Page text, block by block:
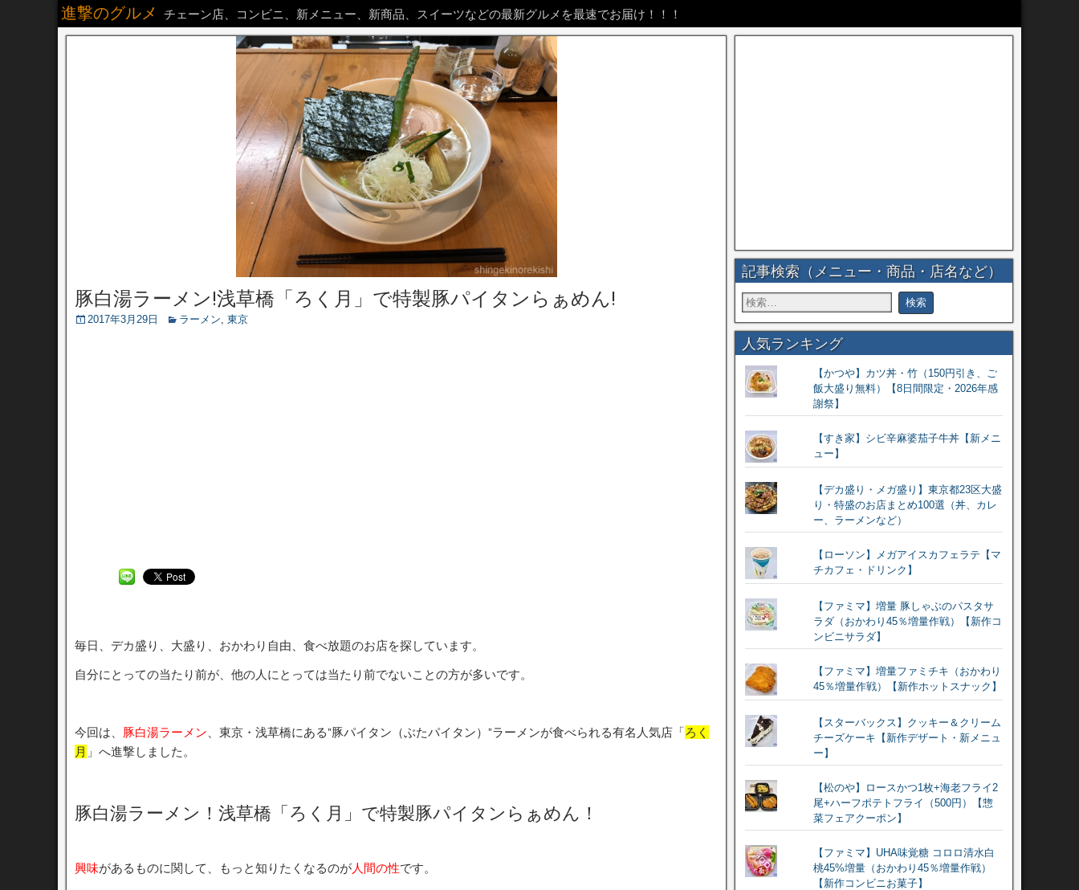
進撃のグルメ チェーン店、コンビニ、新メニュー、新商品、スイーツなどの最新グルメを最速でお届け！！！
豚白湯ラーメン!浅草橋「ろく月」で特製豚パイタンらぁめん!
2017年3月29日 ラーメン, 東京
毎日、デカ盛り、大盛り、おかわり自由、食べ放題のお店を探しています。
自分にとっての当たり前が、他の人にとっては当たり前でないことの方が多いです。
今回は、 豚白湯ラーメン 、東京・浅草橋にある”豚パイタン（ぶたパイタン）”ラーメンが食べられる有名人気店「ろく
月 」へ進撃しました。
豚白湯ラーメン！浅草橋「ろく月」で特製豚パイタンらぁめん！
興味があるものに関して、もっと知りたくなるのが人間の性です。
記事検索（メニュー・商品・店名など）
人気ランキング
【かつや】カツ丼・竹（150円引き、ご
飯大盛り無料）【8日間限定・2026年感
謝祭】
【すき家】シビ辛麻婆茄子牛丼【新メニ
ュー】
【デカ盛り・メガ盛り】東京都23区大盛
り・特盛のお店まとめ100選（丼、カレ
ー、ラーメンなど）
【ローソン】メガアイスカフェラテ【マ
チカフェ・ドリンク】
【ファミマ】増量 豚しゃぶのパスタサ
ラダ（おかわり45％増量作戦）【新作コ
ンビニサラダ】
【ファミマ】増量ファミチキ（おかわり
45％増量作戦）【新作ホットスナック】
【スターバックス】クッキー＆クリーム
チーズケーキ【新作デザート・新メニュ
ー】
【松のや】ロースかつ1枚+海老フライ2
尾+ハーフポテトフライ（500円）【惣
菜フェアクーポン】
【ファミマ】UHA味覚糖 コロロ清水白
桃45%増量（おかわり45％増量作戦）
【新作コンビニお菓子】